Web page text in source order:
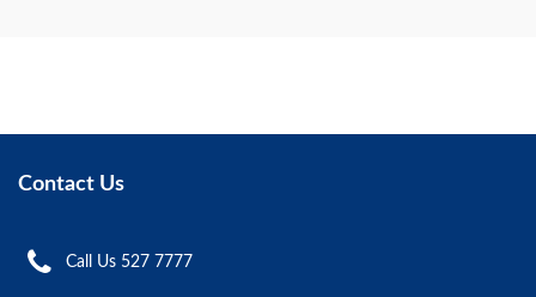
Contact Us
Call Us 527 7777